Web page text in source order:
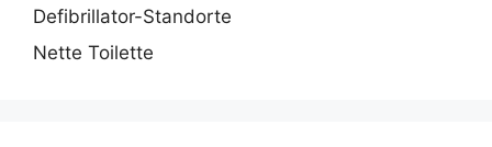
Defibrillator-Standorte
Nette Toilette